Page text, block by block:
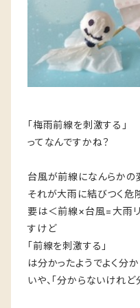
「梅雨前線を刺激する」
ってなんですかね？
台風が前線になんらかの
それが大雨に結びつく危
要は＜前線×台風=大雨
すけど
「前線を刺激する」
は分かったようでよく分か
いや、「分からないけれど